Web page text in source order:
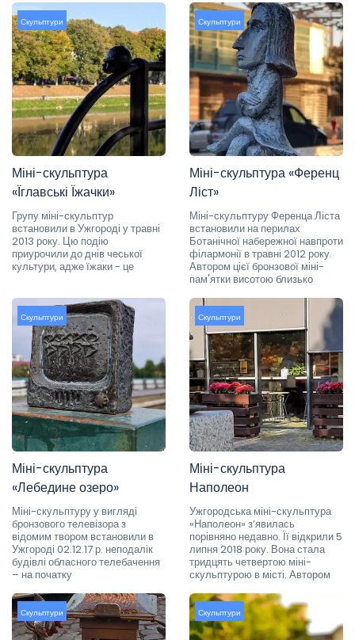
Скульптури
Міні-скульптура
«Їглавські Їжачки»
Групу міні-скульптур
встановили в Ужгороді у травні
2013 року. Цю подію
приурочили до днів чеської
культури, адже їжаки - це
Скульптури
Міні-скульптура «Ференц
Ліст»
Міні-скульптуру Ференца Ліста
встановили на перилах
Ботанічної набережної навпроти
філармонії в травні 2012 року.
Автором цієї бронзової міні-
пам'ятки висотою близько
Скульптури
Міні-скульптура
«Лебедине озеро»
Міні-скульптуру у вигляді
бронзового телевізора з
відомим твором встановили в
Ужгороді 02.12.17 р. неподалік
будівлі обласного телебачення
– на початку
Скульптури
Міні-скульптура
Наполеон
Ужгородська міні-скульптура
«Наполеон» з’явилась
порівняно недавно. Її відкрили 5
липня 2018 року. Вона стала
тридцять четвертою міні-
скульптурою в місті. Автором
Скульптури Скульптури